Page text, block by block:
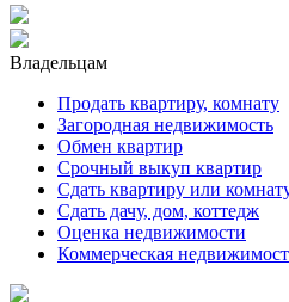
Владельцам
Продать квартиру, комнату
Загородная недвижимость
Обмен квартир
Срочный выкуп квартир
Сдать квартиру или
Сдать дачу, дом, коттедж
Оценка недвижимости
Коммерческая